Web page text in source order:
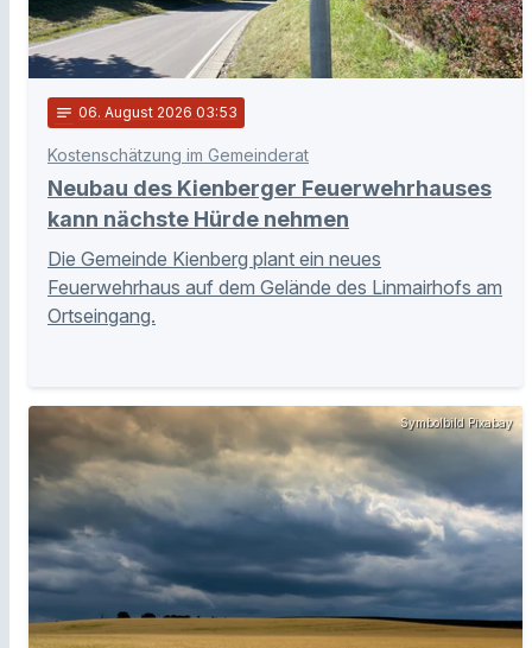
notes 06. August 2026 03:53
Kostenschätzung im Gemeinderat
Neubau des Kienberger Feuerwehrhauses
kann nächste Hürde nehmen
Die Gemeinde Kienberg plant ein neues
Feuerwehrhaus auf dem Gelände des Linmairhofs am
Ortseingang.
Symbolbild Pixabay